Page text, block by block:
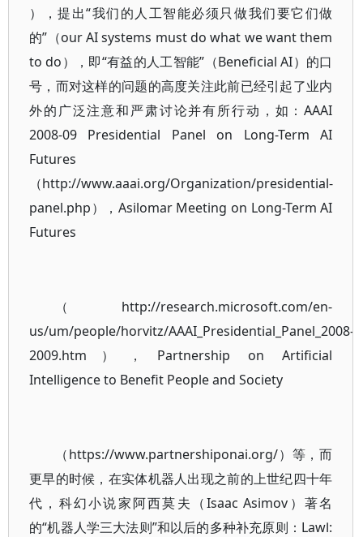
），提出“我们的人工智能必须只做我们要它们做
的”（our AI systems must do what we want them
to do），即“有益的人工智能”（Beneficial AI）的口
号，而对这样的问题的高度关注此前已经引起了业内
外的广泛注意和严肃讨论并有所行动，如：AAAI
2008-09 Presidential Panel on Long-Term AI
Futures
（http://www.aaai.org/Organization/presidential-
panel.php），Asilomar Meeting on Long-Term AI
Futures
（http://research.microsoft.com/en-
us/um/people/horvitz/AAAI_Presidential_Panel_2008-
2009.htm），Partnership on Artificial
Intelligence to Benefit People and Society
（https://www.partnershiponai.org/）等，而
更早的时候，在实体机器人出现之前的上世纪四十年
代，科幻小说家阿西莫夫（Isaac Asimov）著名
的“机器人学三大法则”和以后的多种补充原则：LawⅠ: